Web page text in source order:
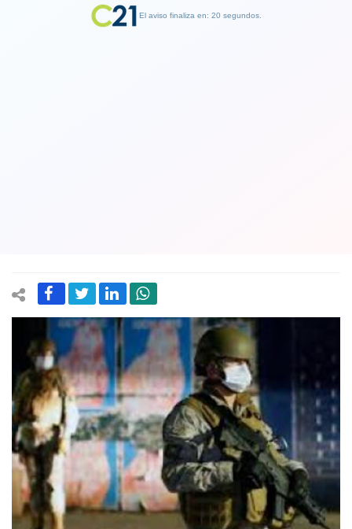
El aviso finaliza en: 19 segundos.